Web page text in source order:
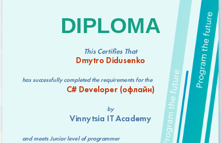
DIPLOMA
This Certifies That
Dmytro Didusenko
has successfully completed the requirements for the
C# Developer (офлайн)
by
Vinnytsia IT Academy
and meetsJunior levelof programmer